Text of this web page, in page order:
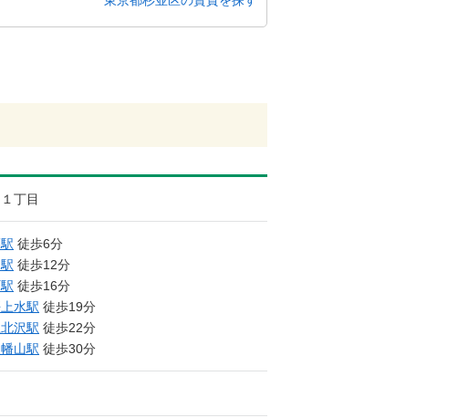
１丁目
徒歩6分
徒歩12分
徒歩16分
水駅 徒歩19分
北沢駅 徒歩22分
山駅 徒歩30分